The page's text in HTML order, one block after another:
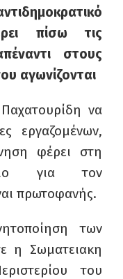
πίσω τις
στους
αγωνίζονται
να
εργαζομένων,
φέρει στη
για τον
πρωτοφανής.
των
η Σωματειακη
του